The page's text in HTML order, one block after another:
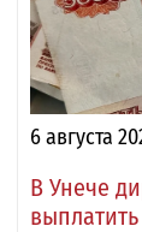
6 августа
В Унече